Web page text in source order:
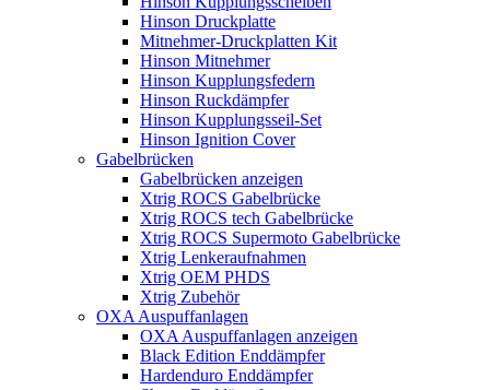
Hinson Druckplatte
Mitnehmer-Druckplatten Kit
Hinson Mitnehmer
Hinson Kupplungsfedern
Hinson Ruckdämpfer
Hinson Kupplungsseil-Set
Hinson Ignition Cover
Gabelbrücken
Gabelbrücken anzeigen
Xtrig ROCS Gabelbrücke
Xtrig ROCS tech Gabelbrücke
Xtrig ROCS Supermoto Gabelbrücke
Xtrig Lenkeraufnahmen
Xtrig OEM PHDS
Xtrig Zubehör
OXA Auspuffanlagen
OXA Auspuffanlagen anzeigen
Black Edition Enddämpfer
Hardenduro Enddämpfer